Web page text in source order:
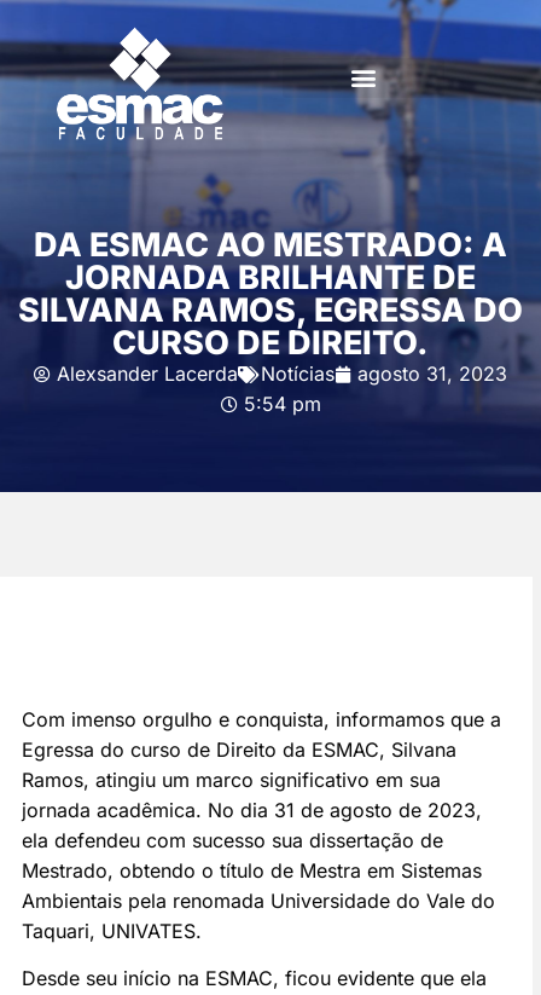
DA ESMAC AO MESTRADO: A
JORNADA BRILHANTE DE
SILVANA RAMOS, EGRESSA DO
CURSO DE DIREITO.
Alexsander Lacerda Notícias
agosto 31, 2023
5:54 pm
Com imenso orgulho e conquista, informamos que a
Egressa do curso de Direito da ESMAC, Silvana
Ramos, atingiu um marco significativo em sua
jornada acadêmica. No dia 31 de agosto de 2023,
ela defendeu com sucesso sua dissertação de
Mestrado, obtendo o título de Mestra em Sistemas
Ambientais pela renomada Universidade do Vale do
Taquari, UNIVATES.
Desde seu início na ESMAC, ficou evidente que ela